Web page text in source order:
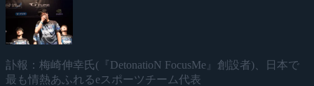
訃報：梅崎伸幸氏(『DetonatioN FocusMe』創設者)、日本で
最も情熱あふれるeスポーツチーム代表